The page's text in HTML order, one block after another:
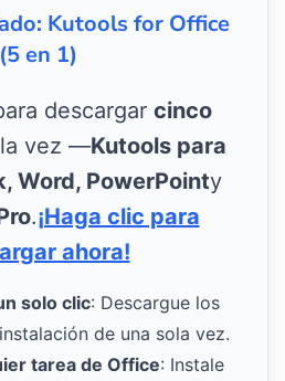
Kutools for Office
(5 en 1)
descargar cinco
vez —Kutools para
Word, PowerPointy
.¡Haga clic para
ahora!
solo clic: Descargue los
de una sola vez.
tarea de Office: Instale